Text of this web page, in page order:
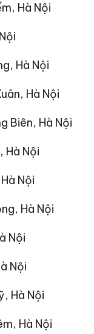
Hà Nội
Hà Nội
Hà Nội
Biên, Hà Nội
Hà Nội
Nội
Hà Nội
Nội
Nội
Hà Nội
Hà Nội